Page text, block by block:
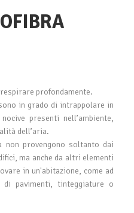
profondamente.
in grado di intrappolare in
presenti nell’ambiente,
dell’aria.
non provengono soltanto dai
ma anche da altri elementi
in un'abitazione, come ad
pavimenti, tinteggiature o